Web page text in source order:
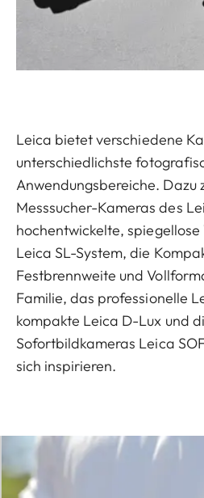
Leica bietet verschiedene
unterschiedlichste
Anwendungsbereiche. Dazu
Messsucher-Kameras des
hochentwickelte,
Leica SL-System, die
Festbrennweite und
Familie, das professionelle
kompakte Leica D-Lux und
Sofortbildkameras Leica
sich inspirieren.